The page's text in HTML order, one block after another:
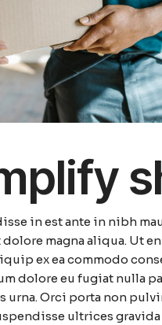
in est ante in nibh
dolore magna aliqua. Ut
ex ea commodo
dolore eu fugiat nulla
urna. Orci porta non
ultrices